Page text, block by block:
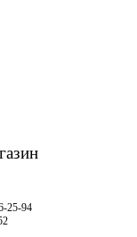
25-94